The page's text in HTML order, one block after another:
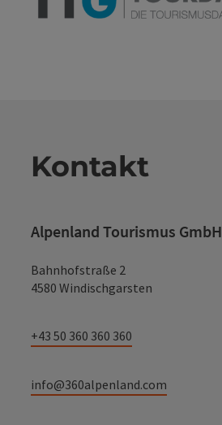
Kontakt
Alpenland Tourismus GmbH
Bahnhofstraße 2
4580 Windischgarsten
+43 50 360 360 360
info@360alpenland.com